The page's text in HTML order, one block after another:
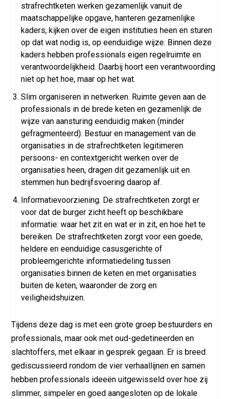
strafrechtketen werken gezamenlijk vanuit de
maatschappelijke opgave, hanteren gezamenlijke
kaders, kijken over de eigen instituties heen en sturen
op dat wat nodig is, op eenduidige wijze. Binnen deze
kaders hebben professionals eigen regelruimte en
verantwoordelijkheid. Daarbij hoort een verantwoording
niet op het hoe, maar op het wat.
Slim organiseren in netwerken. Ruimte geven aan de
professionals in de brede keten en gezamenlijk de
wijze van aansturing eenduidig maken (minder
gefragmenteerd). Bestuur en management van de
organisaties in de strafrechtketen legitimeren
persoons- en contextgericht werken over de
organisaties heen, dragen dit gezamenlijk uit en
stemmen hun bedrijfsvoering daarop af.
Informatievoorziening. De strafrechtketen zorgt er
voor dat de burger zicht heeft op beschikbare
informatie: waar het zit en wat er in zit, en hoe het te
bereiken. De strafrechtketen zorgt voor een goede,
heldere en eenduidige casusgerichte of
probleemgerichte informatiedeling tussen
organisaties binnen de keten en met organisaties
buiten de keten, waaronder de zorg en
veiligheidshuizen.
Tijdens deze dag is met een grote groep bestuurders en
professionals, maar ook met oud-gedetineerden en
slachtoffers, met elkaar in gesprek gegaan. Er is breed
gediscussieerd rondom de vier verhaallijnen en samen
hebben professionals ideeën uitgewisseld over hoe zij
slimmer, simpeler en goed aangesloten op de lokale